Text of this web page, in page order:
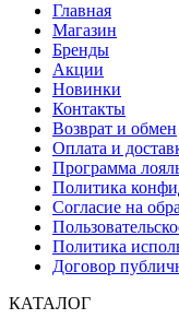
Главная
Магазин
Бренды
Акции
Новинки
Контакты
Возврат и обмен
Оплата и
Программа
Политика
Согласие на
Политика
Договор
КАТАЛОГ